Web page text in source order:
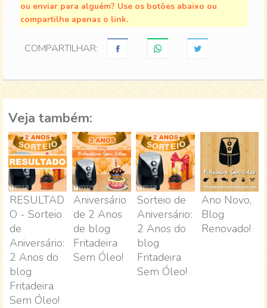
ou enviar para alguém? Use os botões abaixo ou
compartilhe apenas o link.
COMPARTILHAR:
Veja também:
RESULTAD
O - Sorteio
de
Aniversário:
2 Anos do
blog
Fritadeira
Sem Óleo!
Aniversário
de 2 Anos
de blog
Fritadeira
Sem Óleo!
Sorteio de
Aniversário:
2 Anos do
blog
Fritadeira
Sem Óleo!
Ano Novo,
Blog
Renovado!